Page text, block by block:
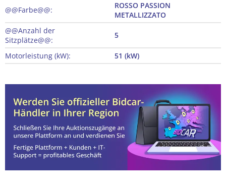
@@Farbe@@:
ROSSO PASSION
METALLIZZATO
@@Anzahl der
Sitzplätze@@:
5
Motorleistung (kW): 51 (kW)